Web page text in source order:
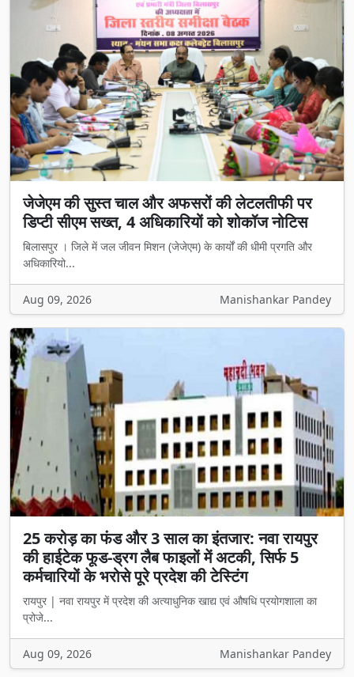
जेजेएम की सुस्त चाल और अफसरों की लेटलतीफी पर
डिप्टी सीएम सख्त, 4 अधिकारियों को शोकॉज नोटिस
बिलासपुर । जिले में जल जीवन मिशन (जेजेएम) के कार्यों की धीमी प्रगति और
अधिकारियो...
Aug 09, 2026 Manishankar Pandey
25 करोड़ का फंड और 3 साल का इंतजार: नवा रायपुर
की हाईटेक फूड-ड्रग लैब फाइलों में अटकी, सिर्फ 5
कर्मचारियों के भरोसे पूरे प्रदेश की टेस्टिंग
रायपुर | नवा रायपुर में प्रदेश की अत्याधुनिक खाद्य एवं औषधि प्रयोगशाला का
प्रोजे...
Aug 09, 2026 Manishankar Pandey